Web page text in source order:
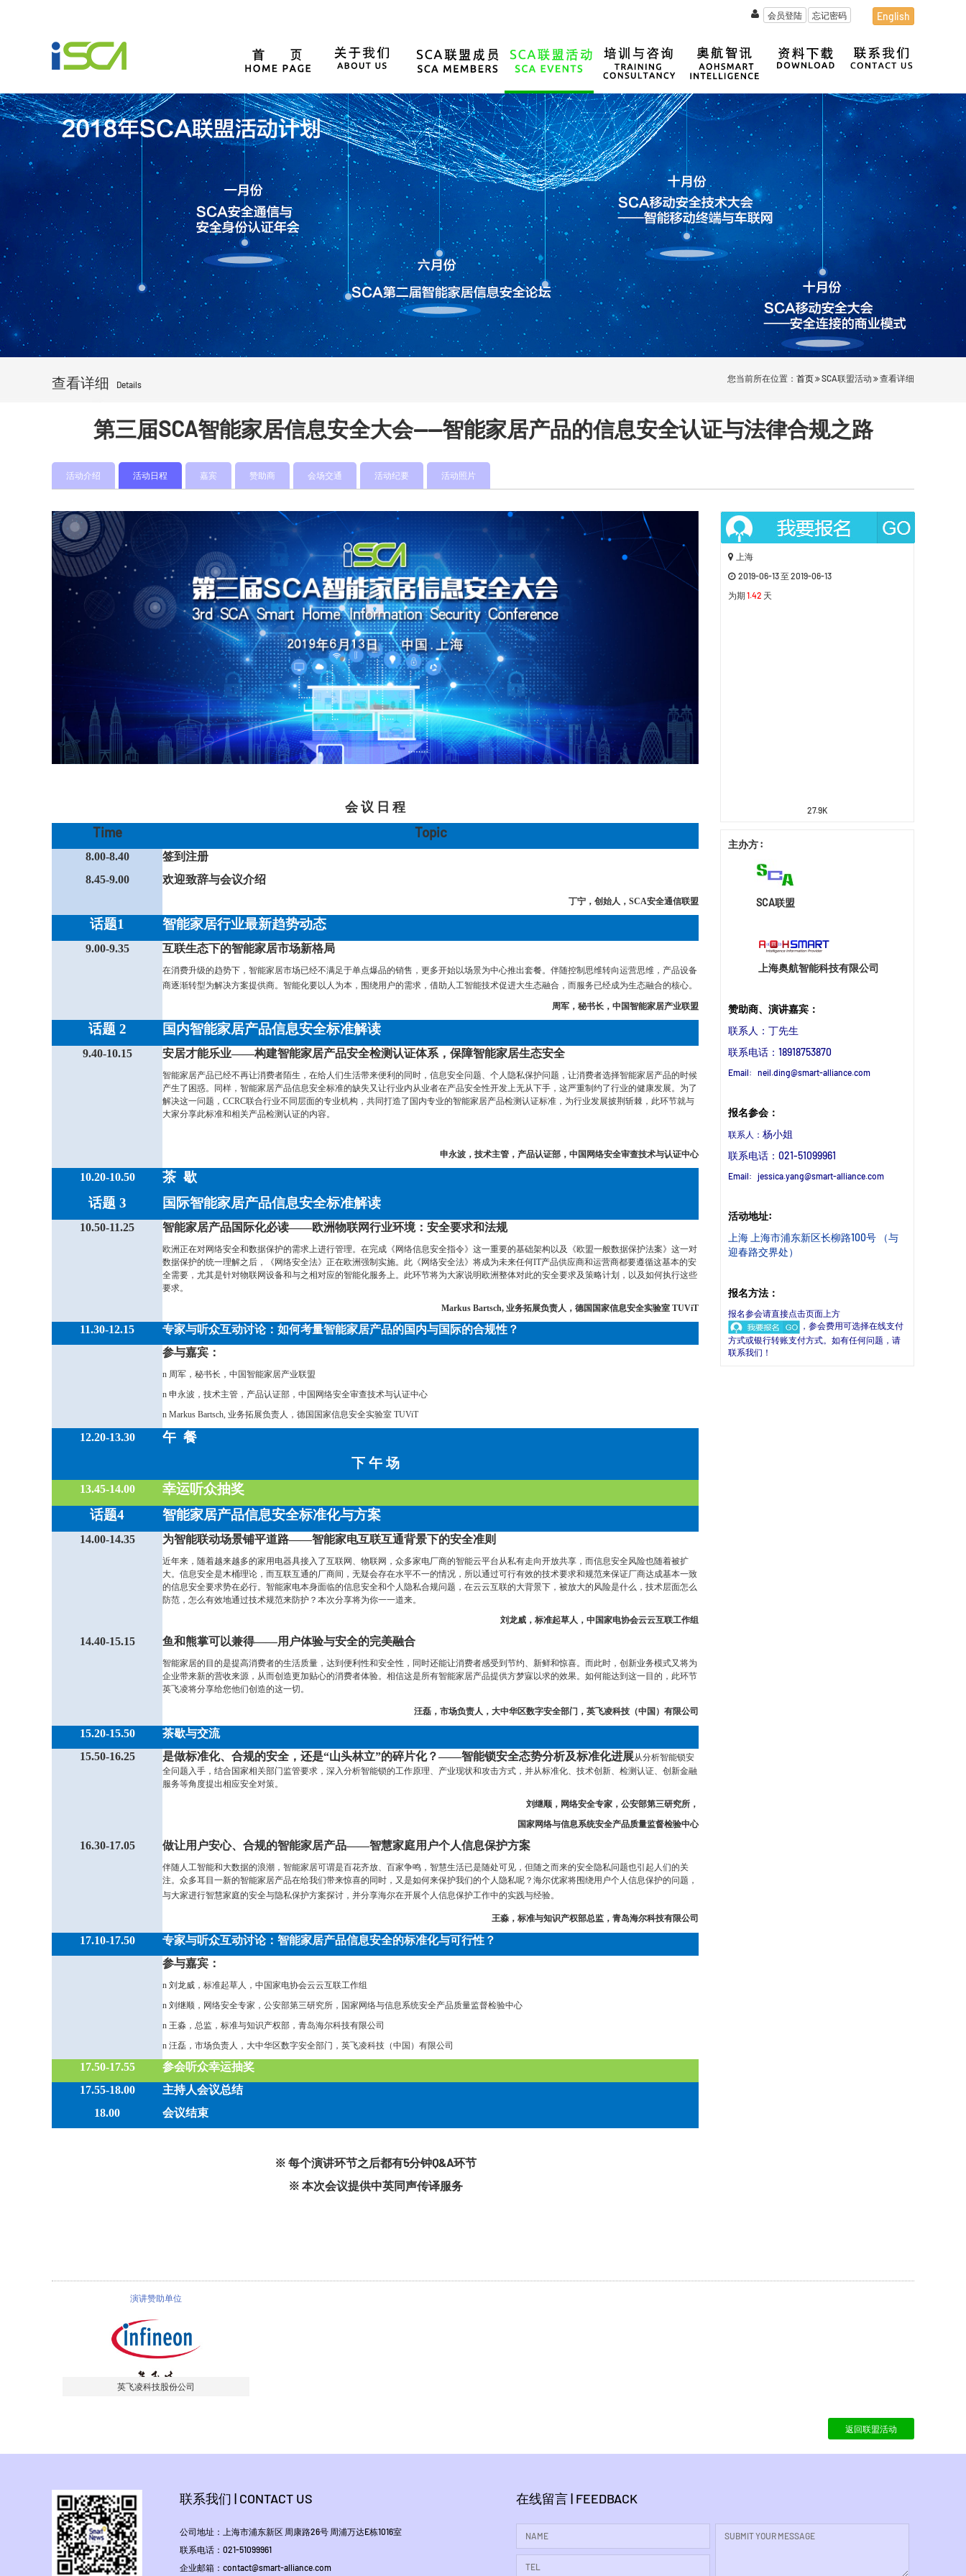
English
会员登陆 忘记密码
查看详细 Details
您当前所在位置： 首页 SCA联盟活动 查看详细
第三届SCA智能家居信息安全大会——智能家居产品的信息安全认证与法律合规之路
活动介绍 活动日程 嘉宾 赞助商 会场交通 活动纪要 活动照片
会 议 日 程
Time Topic
8.00-8.40
签到注册
8.45-9.00
欢迎致辞与会议介绍
丁宁， 创始人，SCA安全通信联盟
话题1 智能家居行业最新趋势动态
9.00-9.35 互联生态下的智能家居市场新格局
在消费升级的趋势下，智能家居市场已经不满足于单点爆品的销售，更多开始以场景为中心推出套餐。伴随控制思维转向运营思维，产品设备
商逐渐转型为解决方案提供商。智能化要以人为本，围绕用户的需求，借助人工智能技术促进大生态融合，而服务已经成为生态融合的核心。
周军，秘书长，中国智能家居产业联盟
话题 2 国内智能家居产品信息安全标准解读
9.40-10.15 安居才能乐业——构建智能家居产品安全检测认证体系，保障智能家居生态安全
智能家居产品已经不再让消费者陌生，在给人们生活带来便利的同时，信息安全问题、个人隐私保护问题，让消费者选择智能家居产品的时候
产生了困惑。同样，智能家居产品信息安全标准的缺失又让行业内从业者在产品安全性开发上无从下手，这严重制约了行业的健康发展。为了
解决这一问题，CCRC联合行业不同层面的专业机构，共同打造了国内专业的智能家居产品检测认证标准，为行业发展披荆斩棘，此环节就与
大家分享此标准和相关产品检测认证的内容。
申永波，技术主管，产品认证部，中国网络安全审查技术与认证中心
10.20-10.50
茶 歇
话题 3
国际智能家居产品信息安全标准解读
10.50-11.25 智能家居产品国际化必读——欧洲物联网行业环境：安全要求和法规
欧洲正在对网络安全和数据保护的需求上进行管理。在完成《网络信息安全指令》这一重要的基础架构以及《欧盟一般数据保护法案》这一对
数据保护的统一理解之后，《网络安全法》正在欧洲强制实施。此《网络安全法》将成为未来任何IT产品供应商和运营商都要遵循这基本的安
全需要，尤其是针对物联网设备和与之相对应的智能化服务上。此环节将为大家说明欧洲整体对此的安全要求及策略计划，以及如何执行这些
要求。
Markus Bartsch, 业务拓展负责人，德国国家信息安全实验室 TUViT
11.30-12.15
专家与听众互动讨论：如何考量智能家居产品的国内与国际的合规性？
参与嘉宾：
n 周军，秘书长，中国智能家居产业联盟
n 申永波，技术主管，产品认证部，中国网络安全审查技术与认证中心
n Markus Bartsch, 业务拓展负责人，德国国家信息安全实验室 TUViT
12.20-13.30
午 餐
下 午 场
13.45-14.00
幸运听众抽奖
话题4
智能家居产品信息安全标准化与方案
14.00-14.35 为智能联动场景铺平道路——智能家电互联互通背景下的安全准则
近年来，随着越来越多的家用电器具接入了互联网、物联网，众多家电厂商的智能云平台从私有走向开放共享，而信息安全风险也随着被扩
大。信息安全是木桶理论，而互联互通的厂商间，无疑会存在水平不一的情况，所以通过可行有效的技术要求和规范来保证厂商达成基本一致
的信息安全要求势在必行。智能家电本身面临的信息安全和个人隐私合规问题，在云云互联的大背景下，被放大的风险是什么，技术层面怎么
防范，怎么有效地通过技术规范来防护？本次分享将为你一一道来。
刘龙威，标准起草人，中国家电协会云云互联工作组
14.40-15.15 鱼和熊掌可以兼得——用户体验与安全的完美融合
智能家居的目的是提高消费者的生活质量，达到便利性和安全性，同时还能让消费者感受到节约、新鲜和惊喜。而此时，创新业务模式又将为
企业带来新的营收来源，从而创造更加贴心的消费者体验。相信这是所有智能家居产品提供方梦寐以求的效果。如何能达到这一目的，此环节
英飞凌将分享给您他们创造的这一切。
汪磊，市场负责人，大中华区数字安全部门，英飞凌科技（中国）有限公司
15.20-15.50
茶歇与交流
15.50-16.25
是做标准化、合规的安全，还是“山头林立”的碎片化？——智能锁安全态势分析及标准化进展从分析智能锁安
全问题入手，结合国家相关部门监管要求，深入分析智能锁的工作原理、产业现状和攻击方式，并从标准化、技术创新、检测认证、创新金融
服务等角度提出相应安全对策。
刘继顺，网络安全专家，公安部第三研究所，
国家网络与信息系统安全产品质量监督检验中心
16.30-17.05 做让用户安心、合规的智能家居产品——智慧家庭用户个人信息保护方案
伴随人工智能和大数据的浪潮，智能家居可谓是百花齐放、百家争鸣，智慧生活已是随处可见，但随之而来的安全隐私问题也引起人们的关
注。众多耳目一新的智能家居产品在给我们带来惊喜的同时，又是如何来保护我们的个人隐私呢？海尔优家将围绕用户个人信息保护的问题，
与大家进行智慧家庭的安全与隐私保护方案探讨，并分享海尔在开展个人信息保护工作中的实践与经验。
王淼，标准与知识产权部总监，青岛海尔科技有限公司
17.10-17.50
专家与听众互动讨论：智能家居产品信息安全的标准化与可行性？
参与嘉宾：
n 刘龙威，标准起草人，中国家电协会云云互联工作组
n 刘继顺，网络安全专家，公安部第三研究所，国家网络与信息系统安全产品质量监督检验中心
n 王淼，总监，标准与知识产权部，青岛海尔科技有限公司
n 汪磊，市场负责人，大中华区数字安全部门，英飞凌科技（中国）有限公司
17.50-17.55
参会听众幸运抽奖
17.55-18.00
主持人会议总结
18.00
会议结束
※ 每个演讲环节之后都有5分钟Q&A环节
※ 本次会议提供中英同声传译服务
上海
2019-06-13 至 2019-06-13
为期 1.42 天
27.9K
主办方:
SCA联盟
上海奥航智能科技有限公司
赞助商、演讲嘉宾：
联系人：丁先生
联系电话：18918753870
Email: neil.ding@smart-alliance.com
报名参会：
联系人： 杨小姐
联系电话：021-51099961
Email: jessica.yang@smart-alliance.com
活动地址:
上海 上海市浦东新区长柳路100号 （与
迎春路交界处）
报名方法：
报名参会请直接点击页面上方
，参会费用可选择在线支付
方式或银行转账支付方式。如有任何问题，请
联系我们！
演讲赞助单位
英飞凌科技股份公司
返回联盟活动
联系我们 | CONTACT US
公司地址：上海市浦东新区 周康路26号 周浦万达E栋1016室
联系电话：021-51099961
企业邮箱：contact@smart-alliance.com
在线留言 | FEEDBACK